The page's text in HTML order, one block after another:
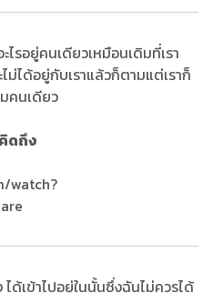
รอยู่คนเดียวเหมือนเดิมที่เรา
ม่ได้อยู่กับเราแล้วก็ตามแต่เราก็
คนเดียว
ดถึง
ด้เข้าไปอยู่ในนั้นซึ่งฉันไม่ควรได้